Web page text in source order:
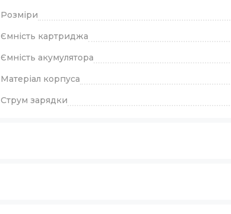
Розміри
Ємність картриджа
Ємність акумулятора
Матеріал корпуса
Струм зарядки